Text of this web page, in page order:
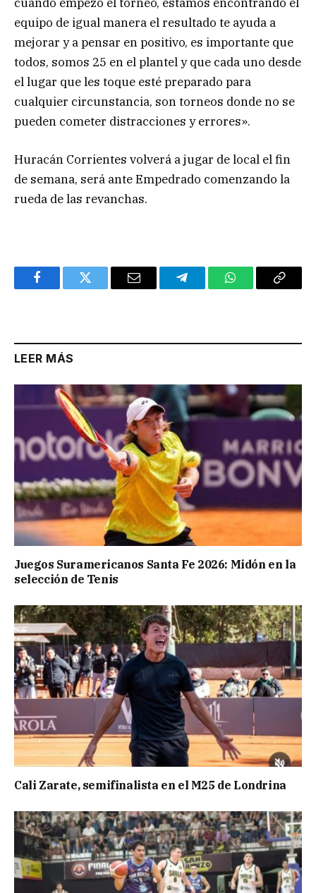
equipo de igual manera el resultado te ayuda a
mejorar y a pensar en positivo, es importante que
todos, somos 25 en el plantel y que cada uno desde
el lugar que les toque esté preparado para
cualquier circunstancia, son torneos donde no se
pueden cometer distracciones y errores».
Huracán Corrientes volverá a jugar de local el fin
de semana, será ante Empedrado comenzando la
rueda de las revanchas.
FacebookTwitter Email TelegramWhatsAppCopy
LEER MÁS
Juegos Suramericanos Santa Fe 2026: Midón en la
selección de Tenis
Cali Zarate, semifinalista en el M25 de Londrina